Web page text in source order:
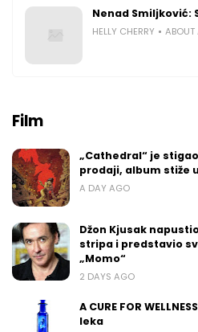
Nenad Smiljković:
HELLY CHERRY
Film
„Cathedral“ je
prodaji, album stiže
A DAY AGO
Džon Kjusak
stripa i predstavio
„Momo“
2 DAYS AGO
A CURE FOR
leka